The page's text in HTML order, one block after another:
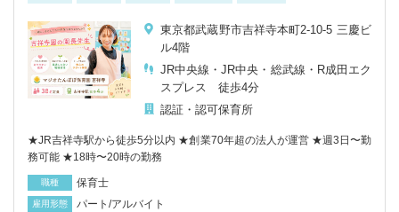
東京都武蔵野市吉祥寺本町2-10-5 三慶ビ
ル4階
JR中央線・JR中央・総武線・R成田エク
スプレス 徒歩4分
認証・認可保育所
★JR吉祥寺駅から徒歩5分以内 ★創業70年超の法人が運営 ★週3日〜勤
務可能 ★18時〜20時の勤務
職種 保育士
雇用形態 パート/アルバイト